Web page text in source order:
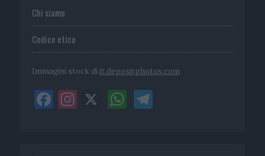
Chi siamo
Codice etico
Immagini stock di it.depositphotos.com